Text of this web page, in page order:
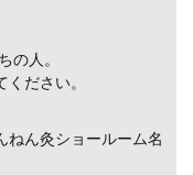
の人。
ださい。
ねん灸ショールーム名